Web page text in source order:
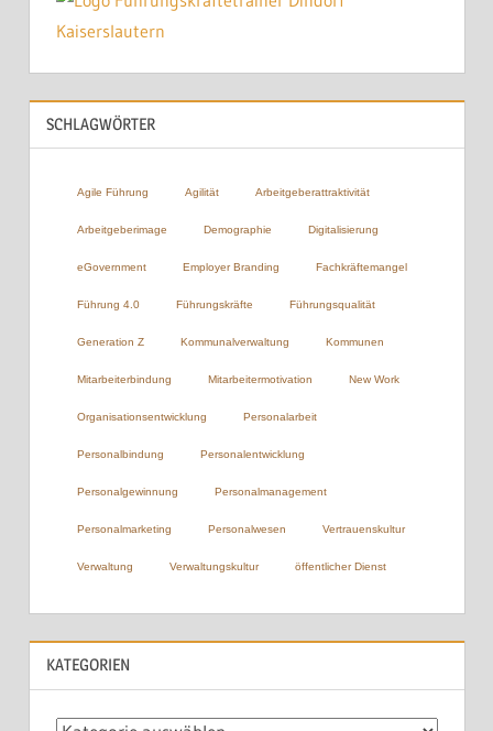
SCHLAGWÖRTER
Agile Führung Agilität Arbeitgeberattraktivität
Arbeitgeberimage Demographie Digitalisierung
eGovernment Employer Branding Fachkräftemangel
Führung 4.0 Führungskräfte Führungsqualität
Generation Z Kommunalverwaltung Kommunen
Mitarbeiterbindung Mitarbeitermotivation New Work
Organisationsentwicklung Personalarbeit
Personalbindung Personalentwicklung
Personalgewinnung Personalmanagement
Personalmarketing Personalwesen Vertrauenskultur
Verwaltung Verwaltungskultur öffentlicher Dienst
KATEGORIEN